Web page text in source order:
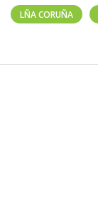
LÑA CORUÑA